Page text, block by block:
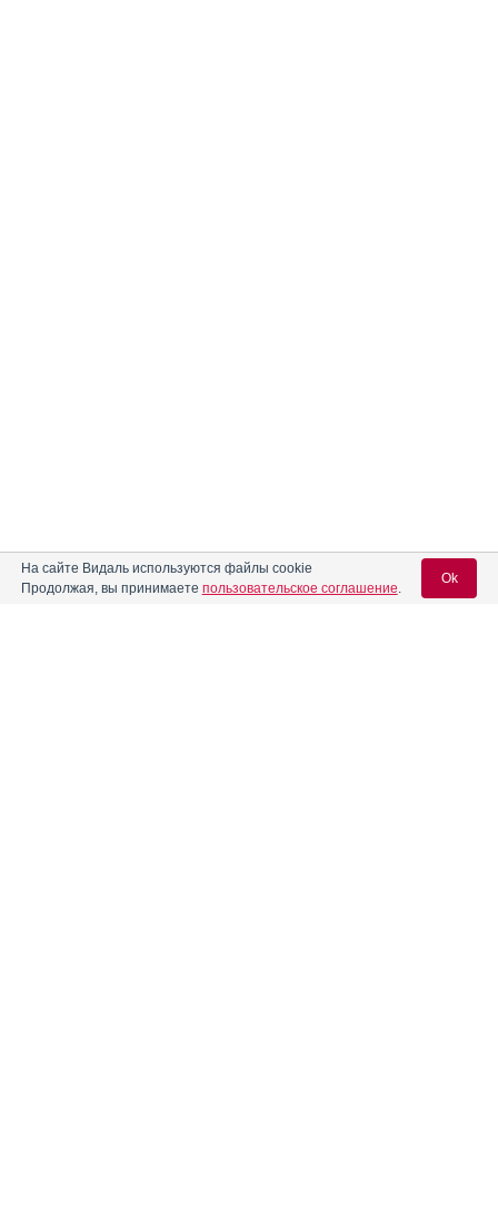
На сайте Видаль используются файлы cookie
Продолжая, вы принимаете пользовательское соглашение.
Ok